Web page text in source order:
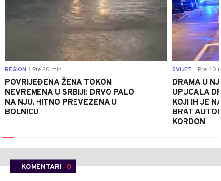
REGION Pre 20 min
POVRIJEĐENA ŽENA TOKOM
NEVREMENA U SRBIJI: DRVO PALO
NA NJU, HITNO PREVEZENA U
BOLNICU
SVIJET Pre 40
DRAMA U
UPUCALA
KOJI IH JE
BRAT
KORDON
KOMENTARI 0